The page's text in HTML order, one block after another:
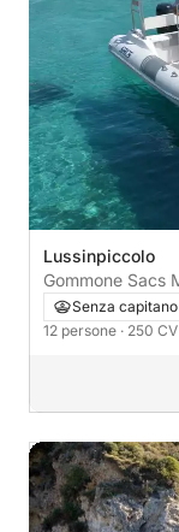
Lussinpiccolo
Senza capitano
12 persone · 250 CV